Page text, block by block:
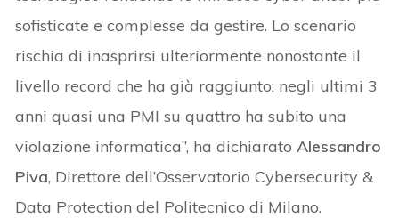
sofisticate e complesse da gestire. Lo scenario
rischia di inasprirsi ulteriormente nonostante il
livello record che ha già raggiunto: negli ultimi 3
anni quasi una PMI su quattro ha subito una
violazione informatica”, ha dichiaratoAlessandro
Piva, Direttore dell’Osservatorio Cybersecurity &
Data Protection del Politecnico di Milano.